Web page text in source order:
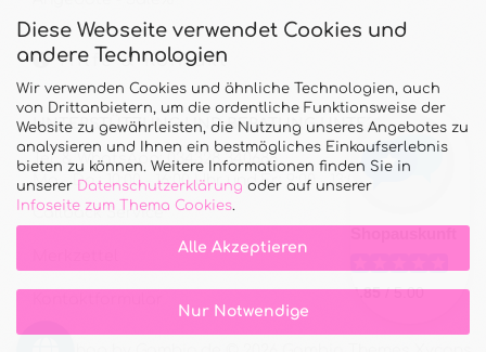
Diese Webseite verwendet Cookies und
andere Technologien
Wir verwenden Cookies und ähnliche Technologien, auch
von Drittanbietern, um die ordentliche Funktionsweise der
Website zu gewährleisten, die Nutzung unseres Angebotes zu
analysieren und Ihnen ein bestmögliches Einkaufserlebnis
bieten zu können. Weitere Informationen finden Sie in
unserer Datenschutzerklärung oder auf unserer
Infoseite zum Thema Cookies.
Alle Akzeptieren
Nur Notwendige
Hilfe & Kontakt
UNTERSTÜTZUNG UND BERATUNG UNTER
Tel. & WhatsApp: 034328 340688
Mo - Do.: 10:00 - 16:00 Uhr und Fr.: 9:00 - 13:00 Uhr
Callback Service